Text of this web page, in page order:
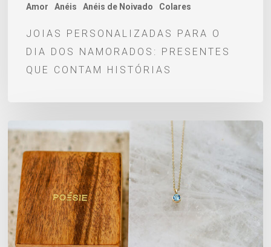
Amor Anéis Anéis de Noivado Colares
histórias
JOIAS PERSONALIZADAS PARA O
DIA DOS NAMORADOS: PRESENTES
QUE CONTAM HISTÓRIAS
14
sugestões
de
joias
para
presentear
no